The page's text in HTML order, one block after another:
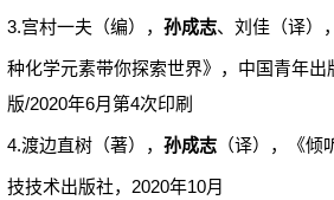
3.宫村一夫（编）， 孙成志、刘佳（译）
种化学元素带你探索世界》，中国青年出
版/2020年6月第4次印刷
4.渡边直树（著）， 孙成志 （译），《
技技术出版社，2020年10月